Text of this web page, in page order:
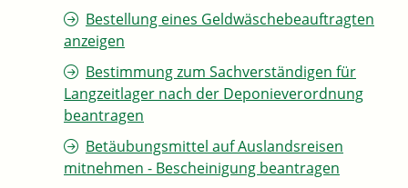
Bestellung eines Geldwäschebeauftragten
anzeigen
Bestimmung zum Sachverständigen für
Langzeitlager nach der Deponieverordnung
beantragen
Betäubungsmittel auf Auslandsreisen
mitnehmen - Bescheinigung beantragen